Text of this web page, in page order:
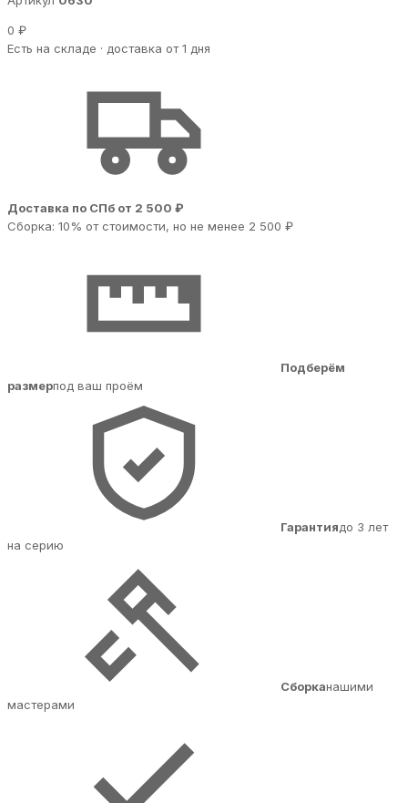
0 ₽
Есть на складе · доставка от 1 дня
Доставка по СПб от 2 500 ₽
Сборка: 10% от стоимости, но не менее 2 500 ₽
Подберём
размерпод ваш проём
Гарантиядо 3 лет
на серию
Сборканашими
мастерами